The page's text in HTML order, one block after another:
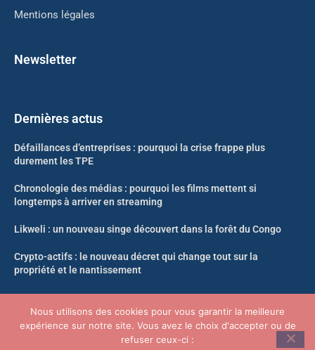
Mentions légales
Newsletter
Dernières actus
Défaillances d’entreprises : pourquoi la crise frappe plus
durement les TPE
Chronologie des médias : pourquoi les films mettent si
longtemps à arriver en streaming
Likweli : un nouveau singe découvert dans la forêt du Congo
Crypto-actifs : le nouveau décret qui change tout sur la
propriété et le nantissement
© Infosoir.com -Tous droits réservés
Nous utilisons des cookies pour vous garantir la meilleure
expérience sur notre site. Vous avez le choix d'accepter ou de
refuser ceux-ci :